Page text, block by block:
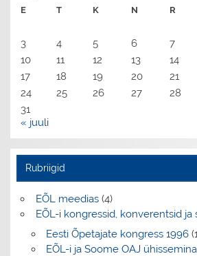
E T K N R
3
4 5 6 7
10
11 12 13 14
17
18 19 20 21
24
25 26 27 28
31
« juuli
Rubriigid
EÕL meedias(4)
EÕL-i kongressid, konverentsid ja
Eesti Õpetajate kongress 1996
EÕL-i ja Soome OAJ